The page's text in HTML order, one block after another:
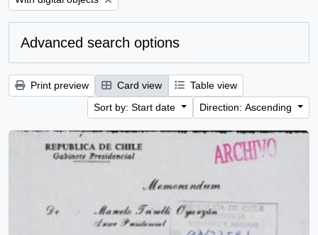
Advanced search options
Print preview Card view
Table view
Sort by: Start date
Direction: Ascending